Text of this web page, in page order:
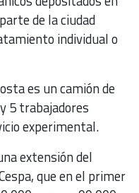
de la ciudad
individual o
es un camión de
5 trabajadores
experimental.
extensión del
que en el primer